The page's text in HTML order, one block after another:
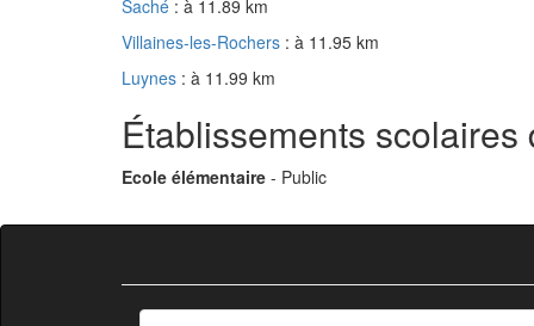
Saché : à 11.89 km
Villaines-les-Rochers : à 11.95 km
Luynes : à 11.99 km
Établissements
Ecole élémentaire - Public